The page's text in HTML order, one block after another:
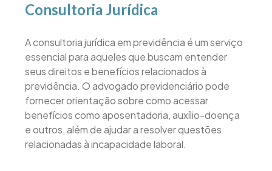
Consultoria Jurídica
A consultoria jurídica em previdência é um serviço
essencial para aqueles que buscam entender
seus direitos e benefícios relacionados à
previdência. O advogado previdenciário pode
fornecer orientação sobre como acessar
benefícios como aposentadoria, auxílio-doença
e outros, além de ajudar a resolver questões
relacionadas à incapacidade laboral.